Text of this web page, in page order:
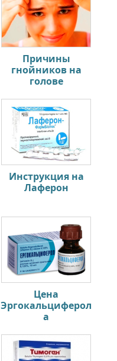
Причины
гнойников на
голове
Инструкция на
Лаферон
Цена
Эргокальциферол
а